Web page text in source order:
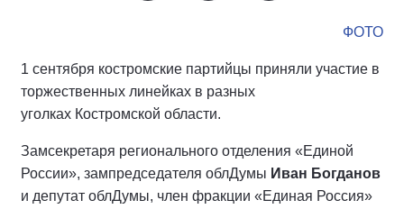
ФОТО
1 сентября костромские партийцы приняли участие в
торжественных линейках в разных
уголках Костромской области.
Замсекретаря регионального отделения «Единой
России», зампредседателя облДумы Иван Богданов
и депутат облДумы, член фракции «Единая Россия»